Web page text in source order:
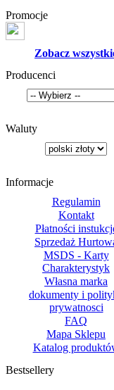
Promocje
Zobacz
Producenci
Waluty
Informacje
Regulamin
Kontakt
Płatności
Sprzedaż
MSDS - Karty
Charakterystyk
Własna marka
dokumenty i
prywatnosci
FAQ
Mapa Sklepu
Katalog
Bestsellery